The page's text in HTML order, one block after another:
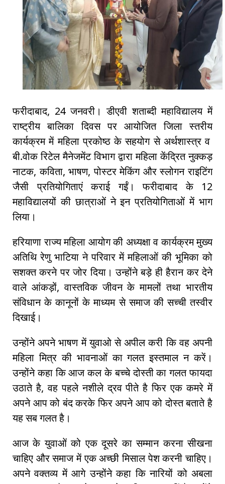
फरीदाबाद, 24 जनवरी। डीएवी शताब्दी महाविद्यालय में
राष्ट्रीय बालिका दिवस पर आयोजित जिला स्तरीय
कार्यक्रम में महिला प्रकोष्ठ के सहयोग से अर्थशास्त्र व
बी.वोक रिटेल मैनेजमेंट विभाग द्वारा महिला केंद्रित नुक्कड़
नाटक, कविता, भाषण, पोस्टर मेकिंग और स्लोगन राइटिंग
जैसी प्रतियोगिताएं कराई गईं। फरीदाबाद के 12
महाविद्यालयों की छात्राओं ने इन प्रतियोगिताओं में भाग
लिया।
हरियाणा राज्य महिला आयोग की अध्यक्षा व कार्यक्रम मुख्य
अतिथि रेणु भाटिया ने परिवार में महिलाओं की भूमिका को
सशक्त करने पर जोर दिया। उन्होंने बड़े ही हैरान कर देने
वाले आंकड़ों, वास्तविक जीवन के मामलों तथा भारतीय
संविधान के कानूनों के माध्यम से समाज की सच्ची तस्वीर
दिखाई।
उन्होंने अपने भाषण में युवाओ से अपील करी कि वह अपनी
महिला मित्र की भावनाओं का गलत इस्तमाल न करें।
उन्होंने कहा कि आज कल के बच्चे दोस्ती का गलत फायदा
उठाते है, वह पहले नशीले द्रव पीते है फिर एक कमरे में
अपने आप को बंद करके फिर अपने आप को दोस्त बताते है
यह सब गलत है।
आज के युवाओं को एक दूसरे का सम्मान करना सीखना
चाहिए और समाज में एक अच्छी मिसाल पेश करनी चाहिए।
अपने वक्तव्य में आगे उन्होंने कहा कि नारियों को अबला